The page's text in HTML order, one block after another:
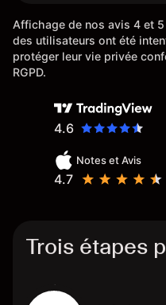
Affichage de nos avis 4 et
des utilisateurs ont été
protéger leur vie privée
RGPD.
4.6
Notes et Avis
4.7
Trois étapes